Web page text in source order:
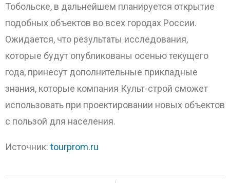
Тобольске, в дальнейшем планируется открытие
подобных объектов во всех городах России.
Ожидается, что результаты исследования,
которые будут опубликованы осенью текущего
года, принесут дополнительные прикладные
знания, которые компания Культ-строй сможет
использовать при проектировании новых объектов
с пользой для населения.
Источник: tourprom.ru